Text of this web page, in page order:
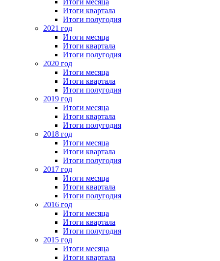
Итоги месяца
Итоги квартала
Итоги полугодия
2021 год
Итоги месяца
Итоги квартала
Итоги полугодия
2020 год
Итоги месяца
Итоги квартала
Итоги полугодия
2019 год
Итоги месяца
Итоги квартала
Итоги полугодия
2018 год
Итоги месяца
Итоги квартала
Итоги полугодия
2017 год
Итоги месяца
Итоги квартала
Итоги полугодия
2016 год
Итоги месяца
Итоги квартала
Итоги полугодия
2015 год
Итоги месяца
Итоги квартала